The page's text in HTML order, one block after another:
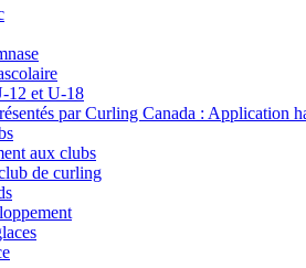
12 et U-18
par Curling Canada : Application
aux clubs
de curling